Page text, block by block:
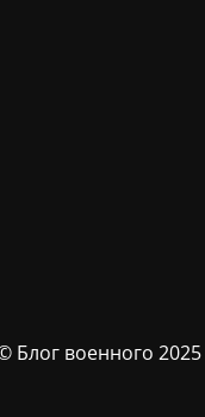
Блог военного 2025